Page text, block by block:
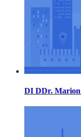
DI DDr. Marion